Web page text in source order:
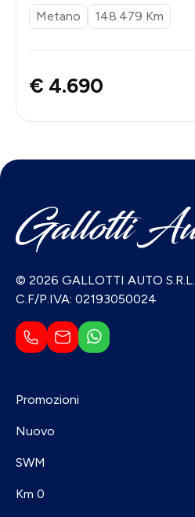
Metano
148.479 Km
€ 4.690
© 2026 GALLOTTI AUTO S.R.L.
C.F/P.IVA: 02193050024
Promozioni
Nuovo
SWM
Km 0